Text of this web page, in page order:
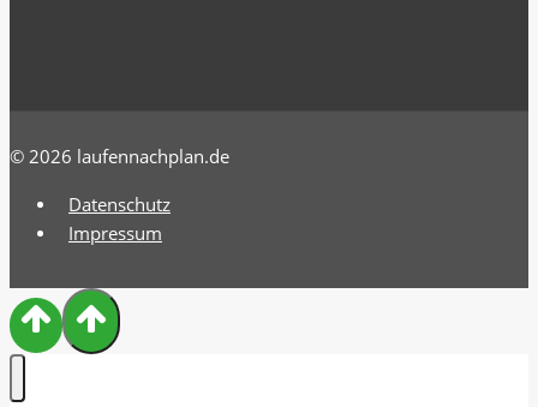
© 2026 laufennachplan.de
Datenschutz
Impressum